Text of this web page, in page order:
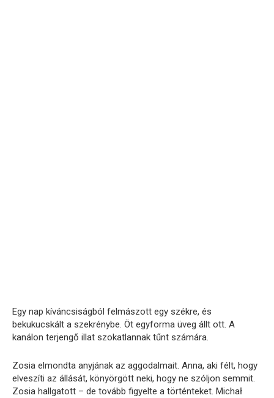
Egy nap kíváncsiságból felmászott egy székre, és
bekukucskált a szekrénybe. Öt egyforma üveg állt ott. A
kanálon terjengő illat szokatlannak tűnt számára.
Zosia elmondta anyjának az aggodalmait. Anna, aki félt, hogy
elveszíti az állását, könyörgött neki, hogy ne szóljon semmit.
Zosia hallgatott – de tovább figyelte a történteket. Michał